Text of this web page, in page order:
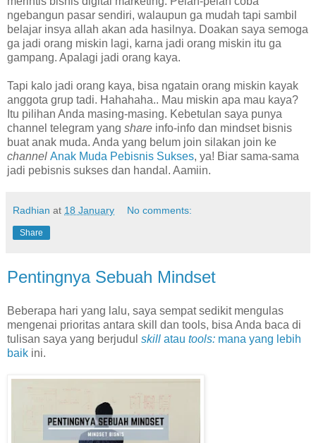
ngebangun pasar sendiri, walaupun ga mudah tapi sambil
belajar insya allah akan ada hasilnya. Doakan saya semoga
ga jadi orang miskin lagi, karna jadi orang miskin itu ga
gampang. Apalagi jadi orang kaya.
Tapi kalo jadi orang kaya, bisa ngatain orang miskin kayak
anggota grup tadi. Hahahaha.. Mau miskin apa mau kaya?
Itu pilihan Anda masing-masing. Kebetulan saya punya
channel telegram yang share info-info dan mindset bisnis
buat anak muda. Anda yang belum join silakan join ke
channel Anak Muda Pebisnis Sukses, ya! Biar sama-sama
jadi pebisnis sukses dan handal. Aamiin.
Radhian at 18 January No comments:
Share
Pentingnya Sebuah Mindset
Beberapa hari yang lalu, saya sempat sedikit mengulas
mengenai prioritas antara skill dan tools, bisa Anda baca di
tulisan saya yang berjudul skill atau tools: mana yang lebih
baik ini.